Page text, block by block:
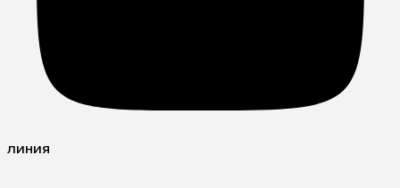
линия